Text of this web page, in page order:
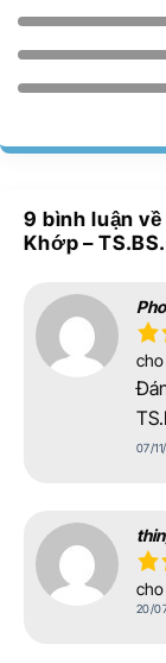
9 bình luận về
Khớp –
07/
20/